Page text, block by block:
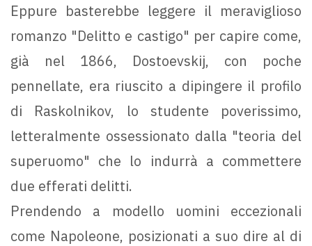
Eppure basterebbe leggere il meraviglioso
romanzo "Delitto e castigo" per capire come,
già nel 1866, Dostoevskij, con poche
pennellate, era riuscito a dipingere il profilo
di Raskolnikov, lo studente poverissimo,
letteralmente ossessionato dalla "teoria del
superuomo" che lo indurrà a commettere
due efferati delitti.
Prendendo a modello uomini eccezionali
come Napoleone, posizionati a suo dire al di